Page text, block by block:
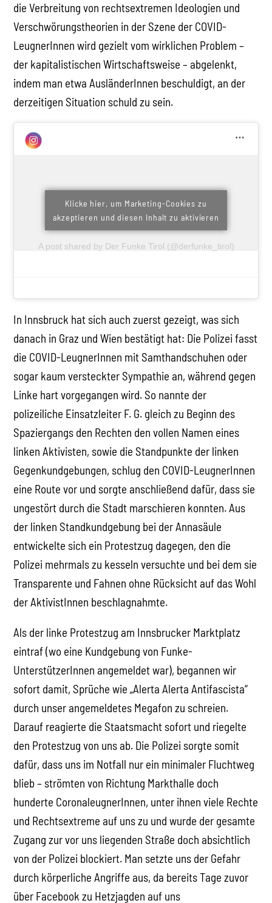
die Verbreitung von rechtsextremen Ideologien und
Verschwörungstheorien in der Szene der COVID-
LeugnerInnen wird gezielt vom wirklichen Problem –
der kapitalistischen Wirtschaftsweise – abgelenkt,
indem man etwa AusländerInnen beschuldigt, an der
derzeitigen Situation schuld zu sein.
A post shared by Der Funke Tirol (@derfunke_tirol)
Klicke hier, um Marketing-Cookies zu
akzeptieren und diesen Inhalt zu aktivieren
In Innsbruck hat sich auch zuerst gezeigt, was sich
danach in Graz und Wien bestätigt hat: Die Polizei fasst
die COVID-LeugnerInnen mit Samthandschuhen oder
sogar kaum versteckter Sympathie an, während gegen
Linke hart vorgegangen wird. So nannte der
polizeiliche Einsatzleiter F. G. gleich zu Beginn des
Spaziergangs den Rechten den vollen Namen eines
linken Aktivisten, sowie die Standpunkte der linken
Gegenkundgebungen, schlug den COVID-LeugnerInnen
eine Route vor und sorgte anschließend dafür, dass sie
ungestört durch die Stadt marschieren konnten. Aus
der linken Standkundgebung bei der Annasäule
entwickelte sich ein Protestzug dagegen, den die
Polizei mehrmals zu kesseln versuchte und bei dem sie
Transparente und Fahnen ohne Rücksicht auf das Wohl
der AktivistInnen beschlagnahmte.
Als der linke Protestzug am Innsbrucker Marktplatz
eintraf (wo eine Kundgebung von Funke-
UnterstützerInnen angemeldet war), begannen wir
sofort damit, Sprüche wie „Alerta Alerta Antifascista“
durch unser angemeldetes Megafon zu schreien.
Darauf reagierte die Staatsmacht sofort und riegelte
den Protestzug von uns ab. Die Polizei sorgte somit
dafür, dass uns im Notfall nur ein minimaler Fluchtweg
blieb – strömten von Richtung Markthalle doch
hunderte CoronaleugnerInnen, unter ihnen viele Rechte
und Rechtsextreme auf uns zu und wurde der gesamte
Zugang zur vor uns liegenden Straße doch absichtlich
von der Polizei blockiert. Man setzte uns der Gefahr
durch körperliche Angriffe aus, da bereits Tage zuvor
über Facebook zu Hetzjagden auf uns